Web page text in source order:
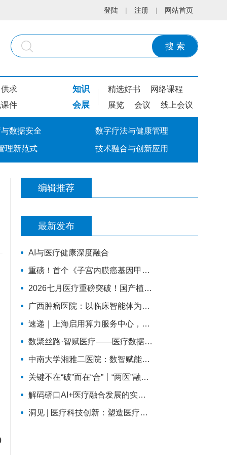
登陆 | 注册 | 网站首页
搜 索
供求
件
知识 精选好书 网络课程
会展 展览 会议 线上会议
数据安全 数字疗法与健康管理
理新范式 技术融合与创新应用
编辑推荐
最新发布
AI与医疗健康深度融合
重磅！首个《子宫内膜癌基因甲基化筛查技术专家共识（2026版）》正式发布！
2026七月医疗重磅突破！国产植入式脑机接口正式临床落地，瘫痪康复迎来质变
广西肿瘤医院：以临床智能体为支点，探索大模型高质量发展路径
速递｜上海启用算力服务中心，AI医疗补上训练与评测底座
数聚丝路·智赋医疗——医疗数据与人工智能融合创新实践
中南大学湘雅二医院：数智赋能药学质控
关键不在“破”而在“合”丨“两医”融合的县域探索
解码硚口AI+医疗融合发展的实践样本
洞见 | 医疗科技创新：塑造医疗技术的未来